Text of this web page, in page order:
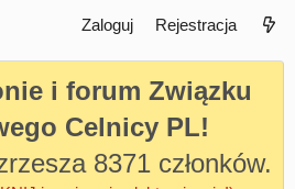
Zaloguj Rejestracja
i forum Związku
Celnicy PL!
8371 członków.